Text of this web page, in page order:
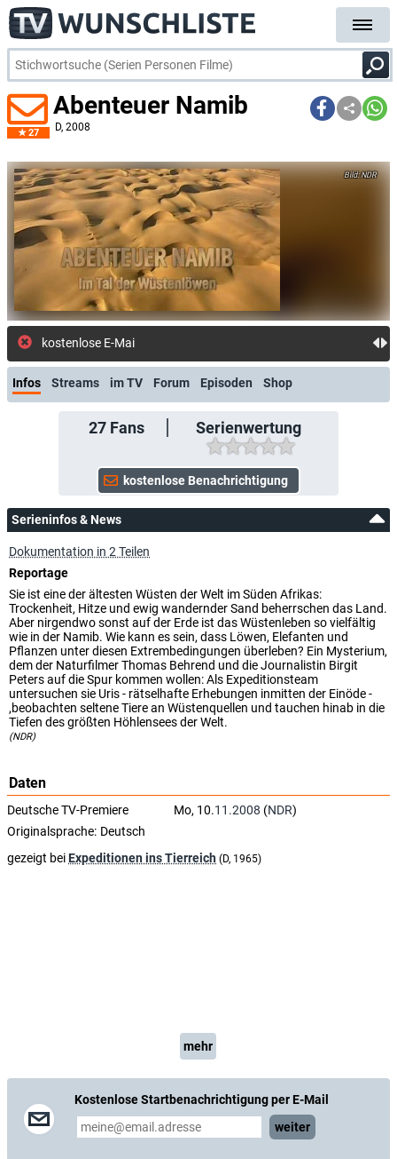
27
Abenteuer Namib
D, 2008
NDR
kostenlose E-Mail-Benachrichtigung
Infos Streams im TV Forum Episoden Shop
27Fans Serienwertung
Serieninfos & News
Dokumentation in 2 Teilen
Reportage
Sie ist eine der ältesten Wüsten der Welt im Süden Afrikas:
Trockenheit, Hitze und ewig wandernder Sand beherrschen das Land.
Aber nirgendwo sonst auf der Erde ist das Wüstenleben so vielfältig
wie in der Namib. Wie kann es sein, dass Löwen, Elefanten und
Pflanzen unter diesen Extrembedingungen überleben? Ein Mysterium,
dem der Naturfilmer Thomas Behrend und die Journalistin Birgit
Peters auf die Spur kommen wollen: Als Expeditionsteam
untersuchen sie Uris - rätselhafte Erhebungen inmitten der Einöde -
,beobachten seltene Tiere an Wüstenquellen und tauchen hinab in die
Tiefen des größten Höhlensees der Welt.
(NDR)
Daten
Deutsche TV-Premiere Mo, 10.11.2008 (NDR)
Originalsprache: Deutsch
gezeigt beiExpeditionen ins Tierreich (D, 1965)
mehr
Kostenlose Startbenachrichtigung per E-Mail
weiter